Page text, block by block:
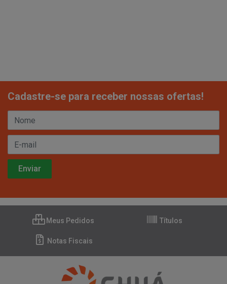
Cadastre-se para receber nossas ofertas!
Meus Pedidos Títulos
Notas Fiscais